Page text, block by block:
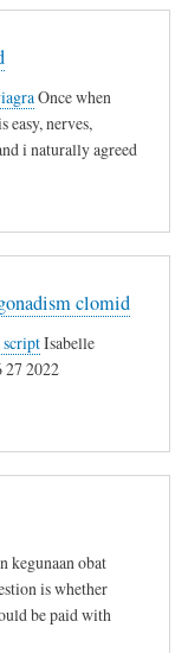
Once when
nerves,
i naturally agreed
clomid
Isabelle
2022
kegunaan obat
is whether
be paid with